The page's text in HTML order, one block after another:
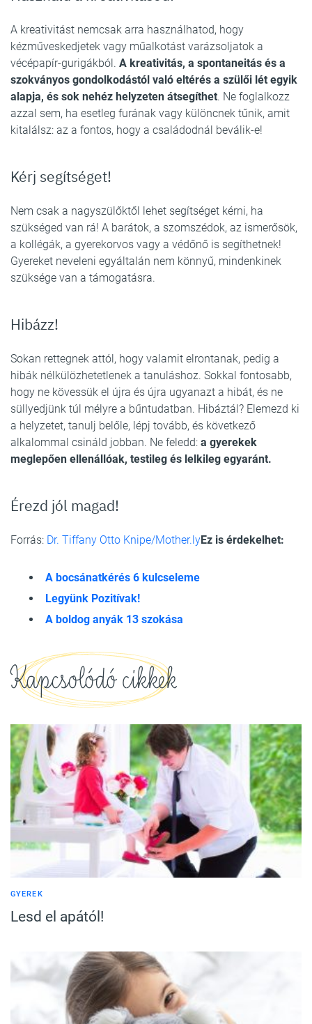
A kreativitást nemcsak arra használhatod, hogy
kézműveskedjetek vagy műalkotást varázsoljatok a
vécépapír-gurigákból. A kreativitás, a spontaneitás és a
szokványos gondolkodástól való eltérés a szülői lét egyik
alapja, és sok nehéz helyzeten átsegíthet. Ne foglalkozz
azzal sem, ha esetleg furának vagy különcnek tűnik, amit
kitalálsz: az a fontos, hogy a családodnál beválik-e!
Kérj segítséget!
Nem csak a nagyszülőktől lehet segítséget kérni, ha
szükséged van rá! A barátok, a szomszédok, az ismerősök,
a kollégák, a gyerekorvos vagy a védőnő is segíthetnek!
Gyereket neveleni egyáltalán nem könnyű, mindenkinek
szüksége van a támogatásra.
Hibázz!
Sokan rettegnek attól, hogy valamit elrontanak, pedig a
hibák nélkülözhetetlenek a tanuláshoz. Sokkal fontosabb,
hogy ne kövessük el újra és újra ugyanazt a hibát, és ne
süllyedjünk túl mélyre a bűntudatban. Hibáztál? Elemezd ki
a helyzetet, tanulj belőle, lépj tovább, és következő
alkalommal csináld jobban. Ne feledd: a gyerekek
meglepően ellenállóak, testileg és lelkileg egyaránt.
Érezd jól magad!
Forrás: Dr. Tiffany Otto Knipe/Mother.lyEz is érdekelhet:
A bocsánatkérés 6 kulcseleme
Legyünk Pozitívak!
A boldog anyák 13 szokása
Kapcsolódó cikkek
GYEREK
Lesd el apától!